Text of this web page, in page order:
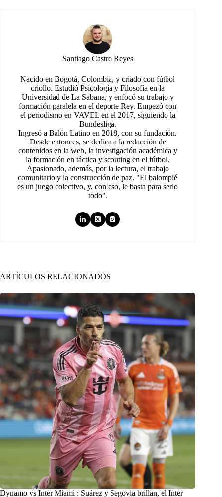
Santiago Castro Reyes
Nacido en Bogotá, Colombia, y criado con fútbol
criollo. Estudió Psicología y Filosofía en la
Universidad de La Sabana, y enfocó su trabajo y
formación paralela en el deporte Rey. Empezó con
el periodismo en VAVEL en el 2017, siguiendo la
Bundesliga.
Ingresó a Balón Latino en 2018, con su fundación.
Desde entonces, se dedica a la redacción de
contenidos en la web, la investigación académica y
la formación en táctica y scouting en el fútbol.
Apasionado, además, por la lectura, el trabajo
comunitario y la construcción de paz. "El balompié
es un juego colectivo, y, con eso, le basta para serlo
todo".
ARTÍCULOS RELACIONADOS
Dynamo vs Inter Miami : Suárez y Segovia brillan, el Inter